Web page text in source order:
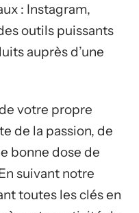
: Instagram,
outils puissants
auprès d’une
votre propre
de la passion, de
bonne dose de
suivant notre
toutes les clés en